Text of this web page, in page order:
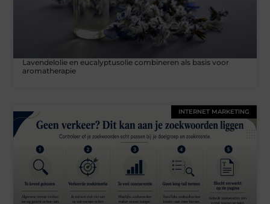
Lavendelolie en eucalyptusolie combineren als basis voor
aromatherapie
INTERNET MARKETING